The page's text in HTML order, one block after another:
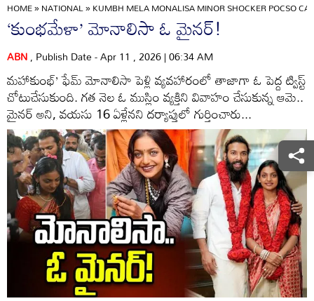
HOME»NATIONAL»KUMBH MELA MONALISA MINOR SHOCKER POCSO
‘కుంభమేళా’ మోనాలిసా ఓ మైనర్‌!
ABN, Publish Date - Apr 11 , 2026 | 06:34 AM
మహాకుంభ్‌’ ఫేమ్‌ మోనాలిసా పెళ్లి వ్యవహారంలో తాజాగా ఓ పెద్ద ట్విస్ట్‌
చోటుచేసుకుంది. గత నెల ఓ ముస్లిం వ్యక్తిని వివాహం చేసుకున్న ఆమె..
మైనర్‌ అని, వయసు 16 ఏళ్లేనని దర్యాప్తులో గుర్తించారు...